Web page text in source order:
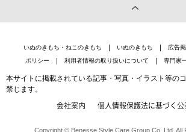
いぬのきもち・ねこのきもち いぬのきもち 広告
ポリシー
利用者情報の取り扱いについて 専門家
本サイトに掲載されている記事・写真・イラスト等の
禁じます。
会社案内 個人情報保護法に基づく
Copyright © Benesse Style Care Group Co.,Ltd. All